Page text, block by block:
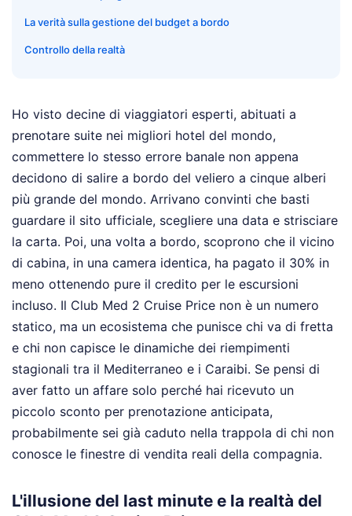
La verità sulla gestione del budget a bordo
Controllo della realtà
Ho visto decine di viaggiatori esperti, abituati a
prenotare suite nei migliori hotel del mondo,
commettere lo stesso errore banale non appena
decidono di salire a bordo del veliero a cinque alberi
più grande del mondo. Arrivano convinti che basti
guardare il sito ufficiale, scegliere una data e strisciare
la carta. Poi, una volta a bordo, scoprono che il vicino
di cabina, in una camera identica, ha pagato il 30% in
meno ottenendo pure il credito per le escursioni
incluso. Il Club Med 2 Cruise Price non è un numero
statico, ma un ecosistema che punisce chi va di fretta
e chi non capisce le dinamiche dei riempimenti
stagionali tra il Mediterraneo e i Caraibi. Se pensi di
aver fatto un affare solo perché hai ricevuto un
piccolo sconto per prenotazione anticipata,
probabilmente sei già caduto nella trappola di chi non
conosce le finestre di vendita reali della compagnia.
L'illusione del last minute e la realtà del